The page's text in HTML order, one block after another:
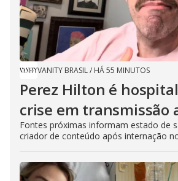
VANITY BRASIL/ HÁ 55 MINUTOS
Perez Hilton é
crise em transmissão
Fontes próximas informam estado de
criador de conteúdo após internação